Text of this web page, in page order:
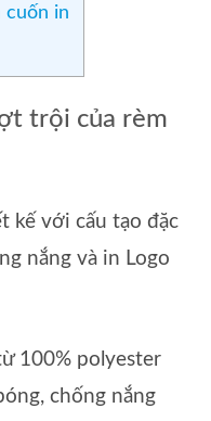
cuốn in
trội của rèm
kế với cấu tạo đặc
nắng và in Logo
100% polyester
chống nắng